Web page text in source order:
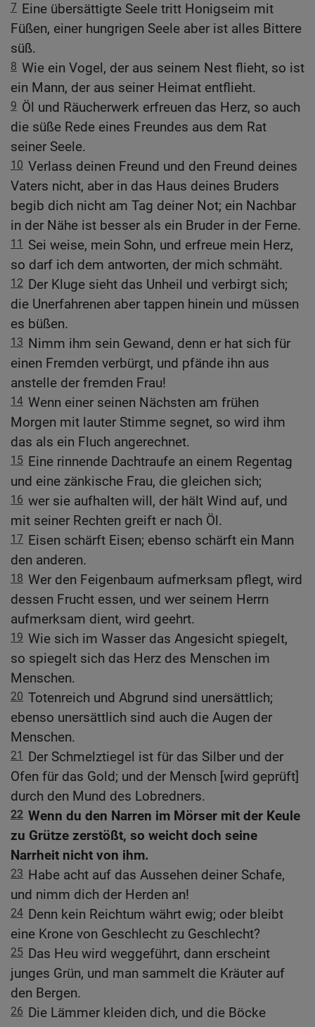
7 Eine übersättigte Seele tritt Honigseim mit
Füßen, einer hungrigen Seele aber ist alles Bittere
süß.
8 Wie ein Vogel, der aus seinem Nest flieht, so ist
ein Mann, der aus seiner Heimat entflieht.
9 Öl und Räucherwerk erfreuen das Herz, so auch
die süße Rede eines Freundes aus dem Rat
seiner Seele.
10 Verlass deinen Freund und den Freund deines
Vaters nicht, aber in das Haus deines Bruders
begib dich nicht am Tag deiner Not; ein Nachbar
in der Nähe ist besser als ein Bruder in der Ferne.
11
Sei weise, mein Sohn, und erfreue mein Herz,
so darf ich dem antworten, der mich schmäht.
12 Der Kluge sieht das Unheil und verbirgt sich;
die Unerfahrenen aber tappen hinein und müssen
es büßen.
13 Nimm ihm sein Gewand, denn er hat sich für
einen Fremden verbürgt, und pfände ihn aus
anstelle der fremden Frau!
14 Wenn einer seinen Nächsten am frühen
Morgen mit lauter Stimme segnet, so wird ihm
das als ein Fluch angerechnet.
15 Eine rinnende Dachtraufe an einem Regentag
und eine zänkische Frau, die gleichen sich;
16 wer sie aufhalten will, der hält Wind auf, und
mit seiner Rechten greift er nach Öl.
17 Eisen schärft Eisen; ebenso schärft ein Mann
den anderen.
18 Wer den Feigenbaum aufmerksam pflegt, wird
dessen Frucht essen, und wer seinem Herrn
aufmerksam dient, wird geehrt.
19 Wie sich im Wasser das Angesicht spiegelt,
so spiegelt sich das Herz des Menschen im
Menschen.
20 Totenreich und Abgrund sind unersättlich;
ebenso unersättlich sind auch die Augen der
Menschen.
21
Der Schmelztiegel ist für das Silber und der
Ofen für das Gold; und der Mensch [wird geprüft]
durch den Mund des Lobredners.
22 Wenn du den Narren im Mörser mit der Keule
zu Grütze zerstößt, so weicht doch seine
Narrheit nicht von ihm.
23 Habe acht auf das Aussehen deiner Schafe,
und nimm dich der Herden an!
24 Denn kein Reichtum währt ewig; oder bleibt
eine Krone von Geschlecht zu Geschlecht?
25 Das Heu wird weggeführt, dann erscheint
junges Grün, und man sammelt die Kräuter auf
den Bergen.
26 Die Lämmer kleiden dich, und die Böcke